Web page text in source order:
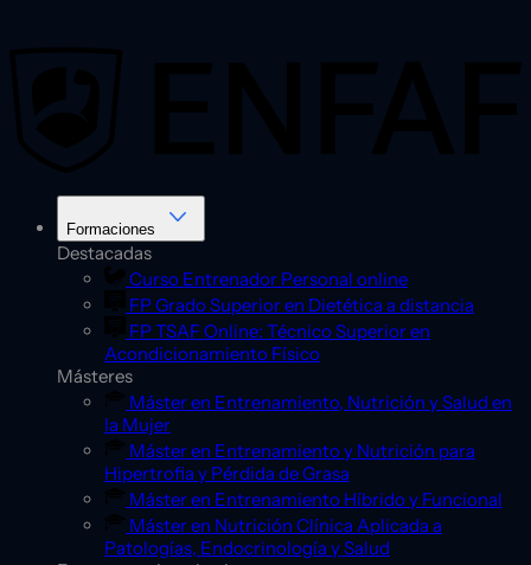
Formaciones
Destacadas
Curso Entrenador Personal online
FP Grado Superior en Dietética a distancia
FP TSAF Online: Técnico Superior en
Acondicionamiento Físico
Másteres
Máster en Entrenamiento, Nutrición y Salud en
la Mujer
Máster en Entrenamiento y Nutrición para
Hipertrofia y Pérdida de Grasa
Máster en Entrenamiento Híbrido y Funcional
Máster en Nutrición Clínica Aplicada a
Patologías, Endocrinología y Salud